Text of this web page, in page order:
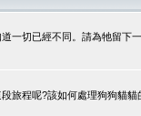
一切已經不同。請為牠留下
旅程呢?該如何處理狗狗貓貓